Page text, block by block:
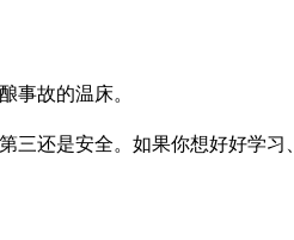
故的温床。
还是安全。如果你想好好学习